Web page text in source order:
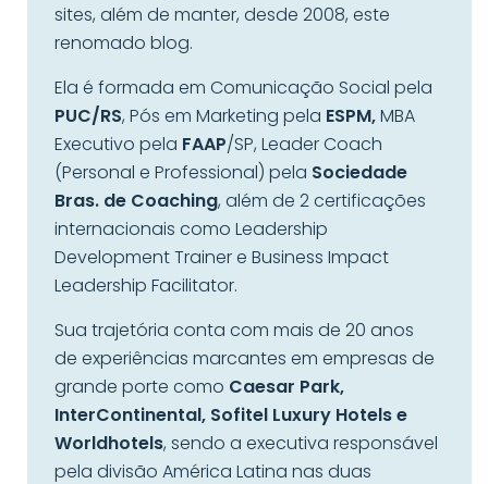
sites, além de manter, desde 2008, este
renomado blog.
Ela é formada em Comunicação Social pela
PUC/RS, Pós em Marketing pela ESPM,MBA
Executivo pela FAAP/SP, Leader Coach
(Personal e Professional) pela Sociedade
Bras. de Coaching, além de 2 certificações
internacionais como Leadership
Development Trainer e Business Impact
Leadership Facilitator.
Sua trajetória conta com mais de 20 anos
de experiências marcantes em empresas de
grande porte como Caesar Park,
InterContinental, Sofitel Luxury Hotels e
Worldhotels, sendo a executiva responsável
pela divisão América Latina nas duas